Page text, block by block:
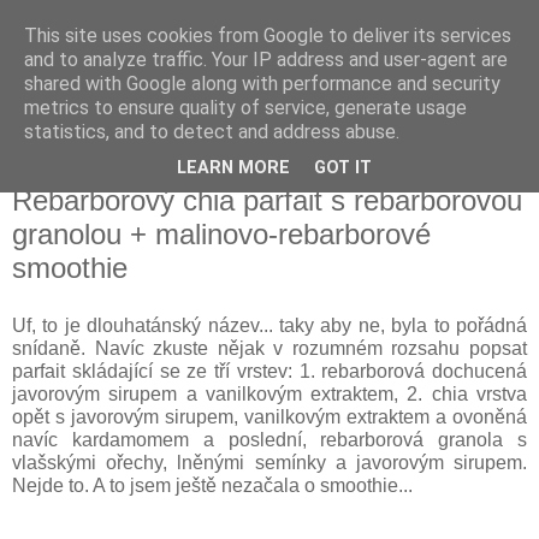
Delicious blog
Lucie
pondělí 26. května 2014
Rebarborový chia parfait s rebarborovou
granolou + malinovo-rebarborové
smoothie
Uf, to je dlouhatánský název... taky aby ne, byla to pořádná
snídaně. Navíc zkuste nějak v rozumném rozsahu popsat
parfait skládající se ze tří vrstev: 1. rebarborová dochucená
javorovým sirupem a vanilkovým extraktem, 2. chia vrstva
opět s javorovým sirupem, vanilkovým extraktem a ovoněná
navíc kardamomem a poslední, rebarborová granola s
vlašskými ořechy, lněnými semínky a javorovým sirupem.
Nejde to. A to jsem ještě nezačala o smoothie...
This site uses cookies from Google to deliver its services
and to analyze traffic. Your IP address and user-agent are
shared with Google along with performance and security
metrics to ensure quality of service, generate usage
statistics, and to detect and address abuse.
LEARN MORE GOT IT